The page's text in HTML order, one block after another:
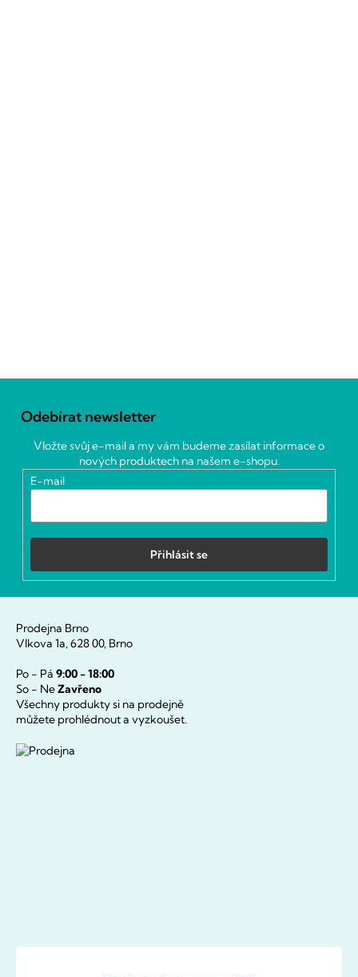
Odebírat newsletter
Vložte svůj e-mail a my vám budeme zasílat informace o
nových produktech na našem e-shopu.
E-mail
Přihlásit se
Prodejna Brno
Vlkova 1a, 628 00, Brno
Po - Pá 9:00 - 18:00
So - NeZavřeno
Všechny produkty si na prodejně
můžete prohlédnout a vyzkoušet.